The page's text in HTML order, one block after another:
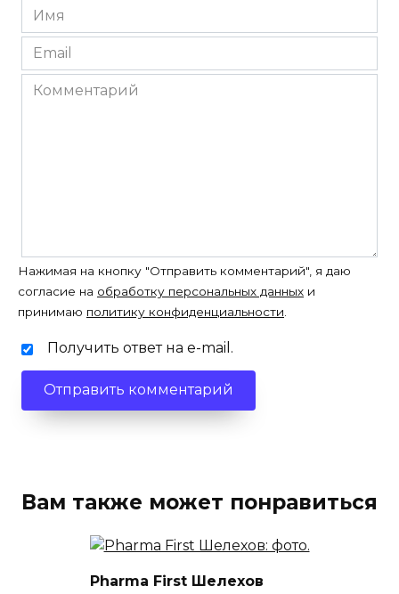
Имя
*
Email
*
Комментарий
Нажимая на кнопку "Отправить комментарий", я даю
согласие на обработку персональных данных и
принимаю политику конфиденциальности
Получить ответ на e-mail.
Вам также может понравиться
Pharma First Шелехов